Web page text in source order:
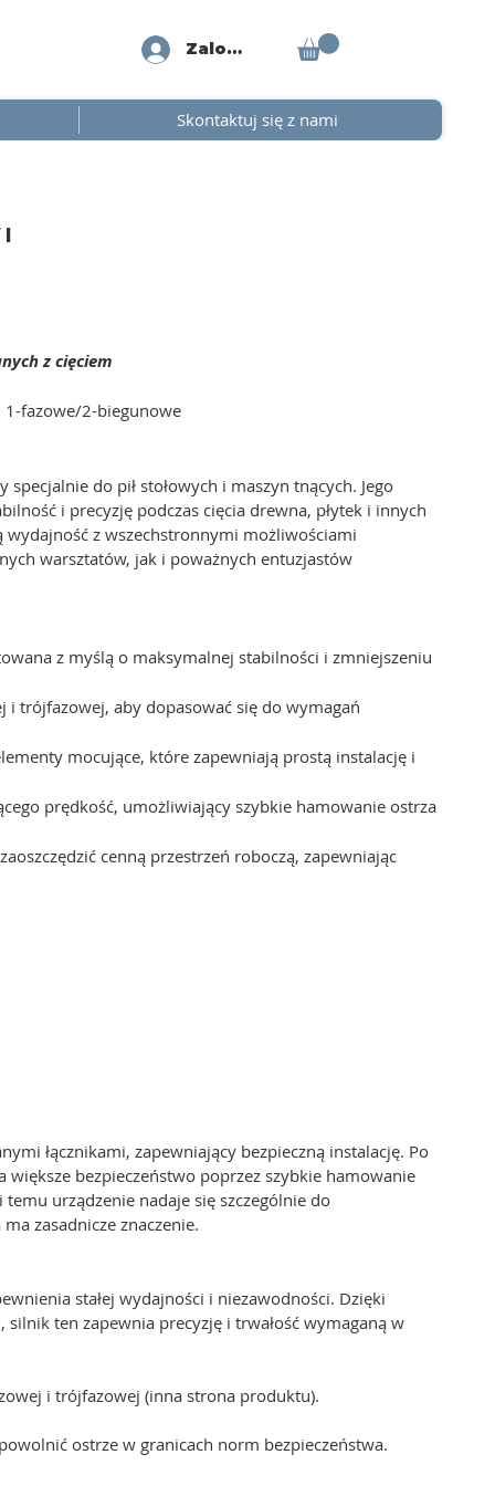
Zaloguj się
Skontaktuj się z nami
|
z cięciem
1-fazowe/2-biegunowe
do pił stołowych i maszyn tnących. Jego
i precyzję podczas cięcia drewna, płytek i innych
wydajność z wszechstronnymi możliwościami
warsztatów, jak i poważnych entuzjastów
z myślą o maksymalnej stabilności i zmniejszeniu
trójfazowej, aby dopasować się do wymagań
mocujące, które zapewniają prostą instalację i
prędkość, umożliwiający szybkie hamowanie ostrza
cenną przestrzeń roboczą, zapewniając
łącznikami, zapewniający bezpieczną instalację. Po
bezpieczeństwo poprzez szybkie hamowanie
urządzenie nadaje się szczególnie do
zasadnicze znaczenie.
stałej wydajności i niezawodności. Dzięki
silnik ten zapewnia precyzję i trwałość wymaganą w
i trójfazowej (inna strona produktu).
ostrze w granicach norm bezpieczeństwa.